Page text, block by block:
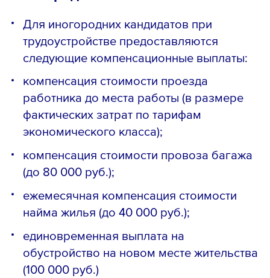
Для иногородних кандидатов при
трудоустройстве предоставляются
следующие компенсационные выплаты:
компенсация стоимости проезда
работника до места работы (в размере
фактических затрат по тарифам
экономического класса);
компенсация стоимости провоза багажа
(до 80 000 руб.);
ежемесячная компенсация стоимости
найма жилья (до 40 000 руб.);
единовременная выплата на
обустройство на новом месте жительства
(100 000 руб.)